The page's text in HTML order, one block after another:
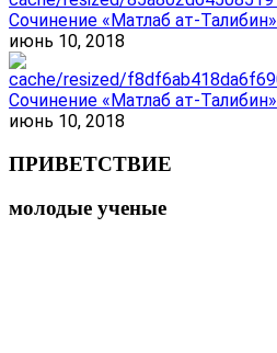
Сочинение «Матлаб ат-Талибин»
июнь 10, 2018
Сочинение «Матлаб ат-Талибин»
июнь 10, 2018
ПРИВЕТСТВИЕ
молодые ученые